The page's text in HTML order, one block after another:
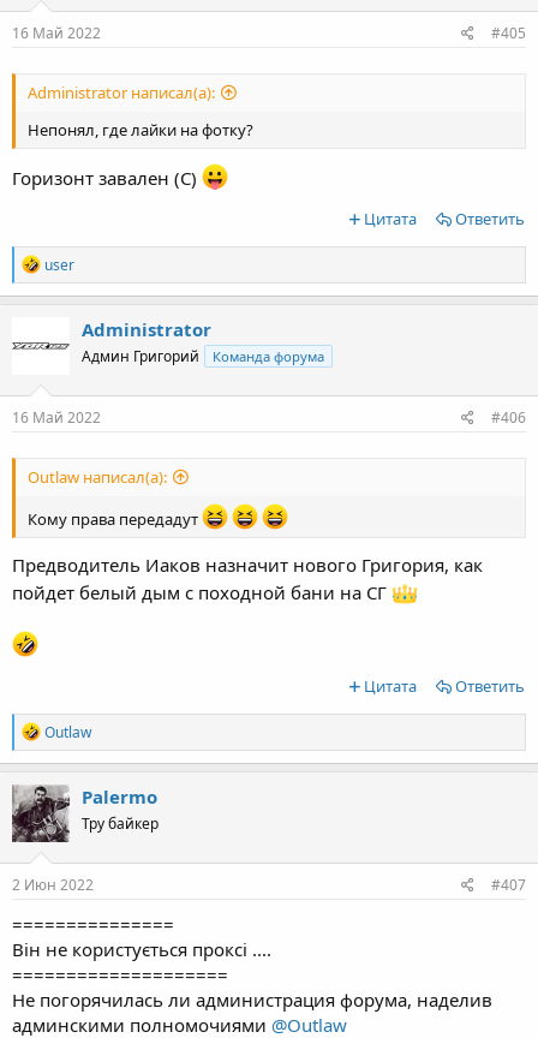
16 Май 2022 #405
Administrator написал(а):
Непонял, где лайки на фотку?
Горизонт завален (С)
Цитата Ответить
R
e
a
t
n
s
user
Administrator
Админ Григорий Команда форума
16 Май 2022 #406
Outlaw написал(а):
Кому права передадут
Предводитель Иаков назначит нового Григория, как
пойдет белый дым с походной бани на СГ
Цитата Ответить
R
e
a
c
t
i
o
n
s
Outlaw
Palermo
Тру байкер
2 Июн 2022 #407
===============
Він не користується проксі ....
====================
Не погорячилась ли администрация форума, наделив
админскими полномочиями @Outlaw